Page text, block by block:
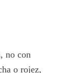
no con
o rojez,